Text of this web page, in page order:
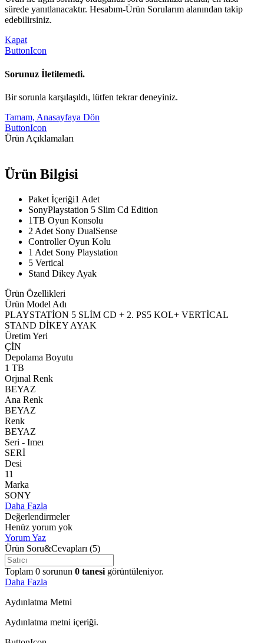
sürede yanıtlanacaktır. Hesabım-Ürün Sorularım alanından takip
edebilirsiniz.
Kapat
ButtonIcon
Sorunuz İletilemedi.
Bir sorunla karşılaşıldı, lütfen tekrar deneyiniz.
Tamam, Anasayfaya Dön
ButtonIcon
Ürün Açıklamaları
Ürün Bilgisi
Paket İçeriği1 Adet
SonyPlaystation 5 Slim Cd Edition
1TB Oyun Konsolu
2 Adet Sony DualSense
Controller Oyun Kolu
1 Adet Sony Playstation
5 Vertical
Stand Dikey Ayak
Ürün Özellikleri
Ürün Model Adı
PLAYSTATİON 5 SLİM CD + 2. PS5 KOL+ VERTİCAL
STAND DİKEY AYAK
Üretim Yeri
ÇİN
Depolama Boyutu
1 TB
Orjınal Renk
BEYAZ
Ana Renk
BEYAZ
Renk
BEYAZ
Seri - Imeı
SERİ
Desi
11
Marka
SONY
Daha Fazla
Değerlendirmeler
Henüz yorum yok
Yorum Yaz
Ürün Soru&Cevapları (5)
Toplam 0 sorunun 0 tanesi görüntüleniyor.
Daha Fazla
Aydınlatma Metni
Aydınlatma metni içeriği.